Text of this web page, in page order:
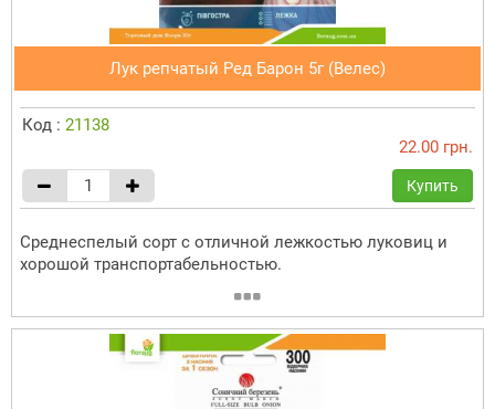
Лук репчатый Ред Барон 5г (Велес)
Код : 21138
22.00 грн.
Купить
Среднеспелый сорт с отличной лежкостью луковиц и
хорошой транспортабельностью.